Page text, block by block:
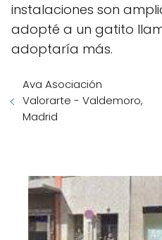
instalaciones son
adopté a un gatito
adoptaría más.
Ava Asociación
Valorarte - Valdemoro,
Madrid